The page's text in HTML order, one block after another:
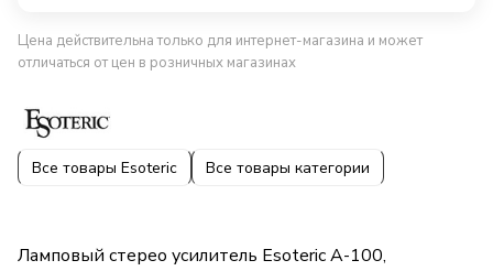
Цена действительна только для интернет-магазина и может
отличаться от цен в розничных магазинах
Все товары Esoteric Все товары категории
Ламповый стерео усилитель Esoteric A-100,